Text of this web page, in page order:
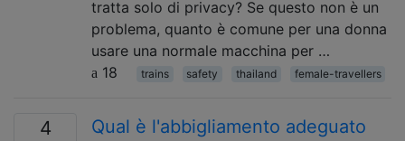
tratta solo di privacy? Se questo non è un
problema, quanto è comune per una donna
usare una normale macchina per …
18
trains safety thailand female-travellers
4
Qual è l'abbigliamento adeguato